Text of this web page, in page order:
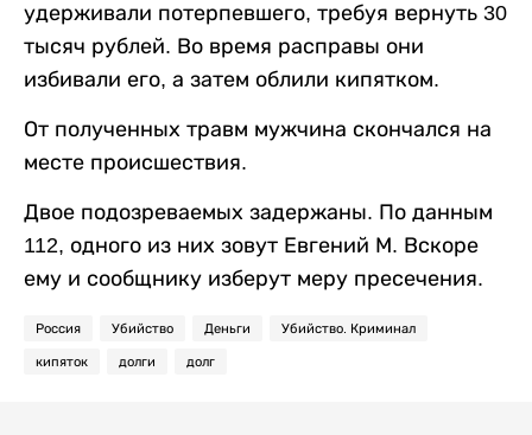
удерживали потерпевшего, требуя вернуть 30
тысяч рублей. Во время расправы они
избивали его, а затем облили кипятком.
От полученных травм мужчина скончался на
месте происшествия.
Двое подозреваемых задержаны. По данным
112, одного из них зовут Евгений М. Вскоре
ему и сообщнику изберут меру пресечения.
Россия Убийство Деньги Убийство. Криминал
кипяток долги долг